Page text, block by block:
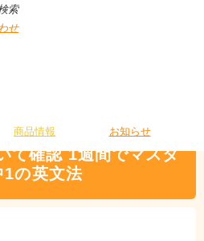
索
せ
商品情報 お知らせ
て確認 1週間でマスタ
1の英文法